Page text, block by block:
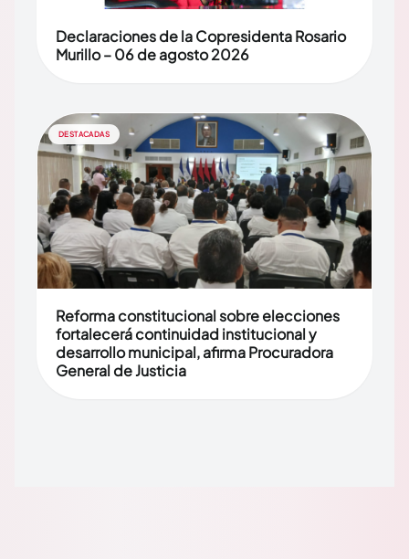
Declaraciones de la Copresidenta Rosario
Murillo – 06 de agosto 2026
DESTACADAS
Reforma constitucional sobre elecciones
fortalecerá continuidad institucional y
desarrollo municipal, afirma Procuradora
General de Justicia